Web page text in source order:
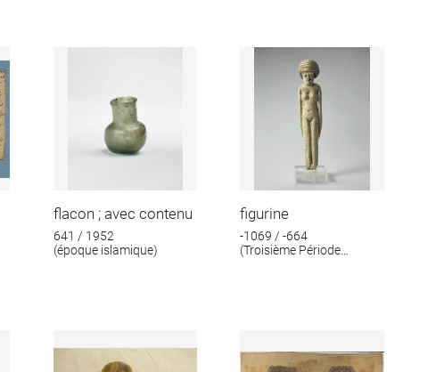
flacon ; avec contenu
641 / 1952
(époque islamique)
figurine
-1069 / -664
(Troisième Période